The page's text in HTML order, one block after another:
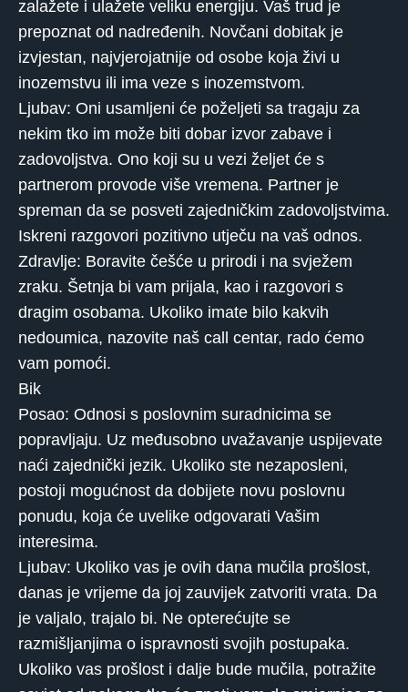
zalažete i ulažete veliku energiju. Vaš trud je
prepoznat od nadređenih. Novčani dobitak je
izvjestan, najvjerojatnije od osobe koja živi u
inozemstvu ili ima veze s inozemstvom.
Ljubav: Oni usamljeni će poželjeti sa tragaju za
nekim tko im može biti dobar izvor zabave i
zadovoljstva. Ono koji su u vezi željet će s
partnerom provode više vremena. Partner je
spreman da se posveti zajedničkim zadovoljstvima.
Iskreni razgovori pozitivno utječu na vaš odnos.
Zdravlje: Boravite češće u prirodi i na svježem
zraku. Šetnja bi vam prijala, kao i razgovori s
dragim osobama. Ukoliko imate bilo kakvih
nedoumica, nazovite naš call centar, rado ćemo
vam pomoći.
Bik
Posao: Odnosi s poslovnim suradnicima se
popravljaju. Uz međusobno uvažavanje uspijevate
naći zajednički jezik. Ukoliko ste nezaposleni,
postoji mogućnost da dobijete novu poslovnu
ponudu, koja će uvelike odgovarati Vašim
interesima.
Ljubav: Ukoliko vas je ovih dana mučila prošlost,
danas je vrijeme da joj zauvijek zatvoriti vrata. Da
je valjalo, trajalo bi. Ne opterećujte se
razmišljanjima o ispravnosti svojih postupaka.
Ukoliko vas prošlost i dalje bude mučila, potražite